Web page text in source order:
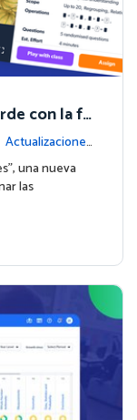
con la fu
Actualizaciones
una nueva
las